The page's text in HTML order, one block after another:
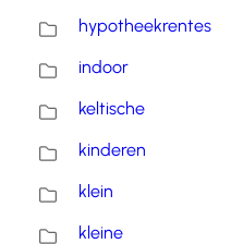
hypotheekrentes
indoor
keltische
kinderen
klein
kleine